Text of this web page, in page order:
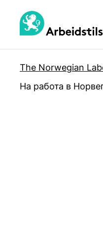
content
The Norwegian
На работа в